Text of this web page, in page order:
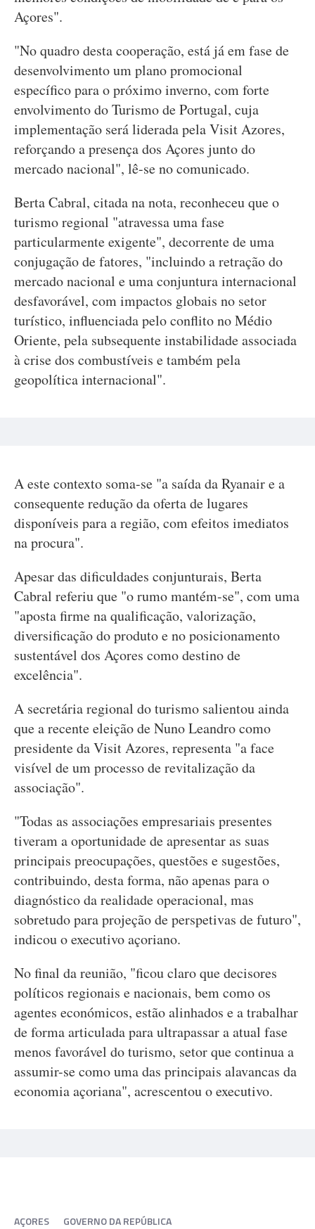
Açores".
"No quadro desta cooperação, está já em fase de
desenvolvimento um plano promocional
específico para o próximo inverno, com forte
envolvimento do Turismo de Portugal, cuja
implementação será liderada pela Visit Azores,
reforçando a presença dos Açores junto do
mercado nacional", lê-se no comunicado.
Berta Cabral, citada na nota, reconheceu que o
turismo regional "atravessa uma fase
particularmente exigente", decorrente de uma
conjugação de fatores, "incluindo a retração do
mercado nacional e uma conjuntura internacional
desfavorável, com impactos globais no setor
turístico, influenciada pelo conflito no Médio
Oriente, pela subsequente instabilidade associada
à crise dos combustíveis e também pela
geopolítica internacional".
A este contexto soma-se "a saída da Ryanair e a
consequente redução da oferta de lugares
disponíveis para a região, com efeitos imediatos
na procura".
Apesar das dificuldades conjunturais, Berta
Cabral referiu que "o rumo mantém-se", com uma
"aposta firme na qualificação, valorização,
diversificação do produto e no posicionamento
sustentável dos Açores como destino de
excelência".
A secretária regional do turismo salientou ainda
que a recente eleição de Nuno Leandro como
presidente da Visit Azores, representa "a face
visível de um processo de revitalização da
associação".
"Todas as associações empresariais presentes
tiveram a oportunidade de apresentar as suas
principais preocupações, questões e sugestões,
contribuindo, desta forma, não apenas para o
diagnóstico da realidade operacional, mas
sobretudo para projeção de perspetivas de futuro",
indicou o executivo açoriano.
No final da reunião, "ficou claro que decisores
políticos regionais e nacionais, bem como os
agentes económicos, estão alinhados e a trabalhar
de forma articulada para ultrapassar a atual fase
menos favorável do turismo, setor que continua a
assumir-se como uma das principais alavancas da
economia açoriana", acrescentou o executivo.
AÇORES
GOVERNO DA REPÚBLICA